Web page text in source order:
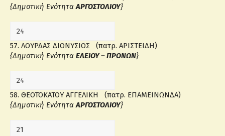
{Δημοτική ΕνότηταΑΡΓΟΣΤΟΛΙΟΥ}
57. ΛΟΥΡΔΑΣ ΔΙΟΝΥΣΙΟΣ (πατρ. ΑΡΙΣΤΕΙΔΗ)
{Δημοτική Ενότητα ΕΛΕΙΟΥ – ΠΡΟΝΩΝ}
58. ΘΕΟΤΟΚΑΤΟΥ ΑΓΓΕΛΙΚΗ (πατρ. ΕΠΑΜΕΙΝΩΝΔΑ)
{Δημοτική ΕνότηταΑΡΓΟΣΤΟΛΙΟΥ}